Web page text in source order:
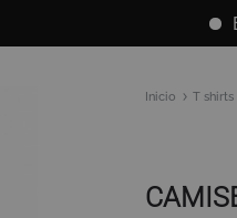
Inicio T shirts